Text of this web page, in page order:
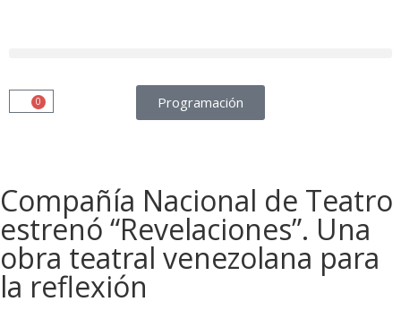
Programación
0
Compañía Nacional de Teatro
estrenó “Revelaciones”. Una
obra teatral venezolana para
la reflexión